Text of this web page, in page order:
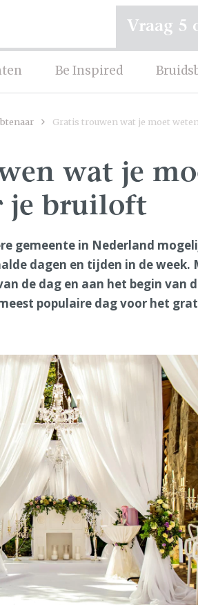
Be Inspired
Vraag 5
Gratis trouwen wat je moet
wat je
je bruiloft
gemeente in Nederland
dagen en tijden in de week.
de dag en aan het begin van
populaire dag voor het